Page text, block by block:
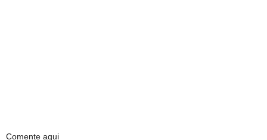
Comente aqui